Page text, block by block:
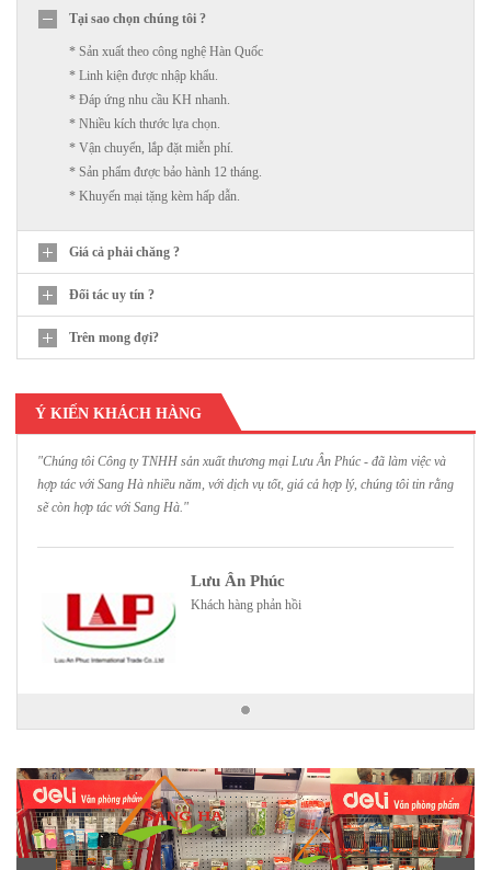
Tại sao chọn chúng tôi ?
* Sản xuất theo công nghệ Hàn Quốc
* Linh kiện được nhập khẩu.
* Đáp ứng nhu cầu KH nhanh.
* Nhiều kích thước lựa chọn.
* Vận chuyển, lắp đặt miễn phí.
* Sản phẩm được bảo hành 12 tháng.
* Khuyến mại tặng kèm hấp dẫn.
Giá cả phải chăng ?
Đối tác uy tín ?
Trên mong đợi?
Ý KIẾN KHÁCH HÀNG
"Chúng tôi Công ty TNHH sản xuất thương mại Lưu Ân Phúc - đã làm việc và
hợp tác với Sang Hà nhiều năm, với dịch vụ tốt, giá cả hợp lý, chúng tôi tin rằng
sẽ còn hợp tác với Sang Hà."
Lưu Ân Phúc
Khách hàng phản hồi